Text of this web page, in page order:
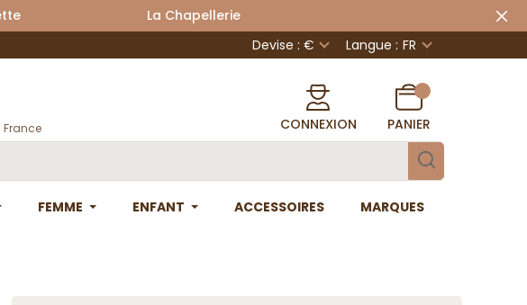
La Chapellerie
Devise : € Langue : FR
CONNEXION PANIER
FEMME ENFANT ACCESSOIRES MARQUES